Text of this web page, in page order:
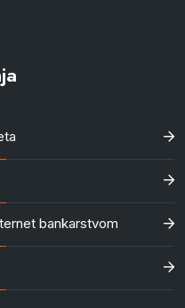
bankarstvom